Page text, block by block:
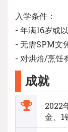
入学条件：
- 年满16岁或
- 无需SPM文
- 对烘焙/烹饪
成就
2022
金、1